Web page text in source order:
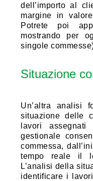
dell’importo al
margine in
Potrete poi
mostrando per
singole
Situazione
Un’altra analisi
situazione delle
lavori
gestionale
commessa,
tempo reale il
L’analisi della
identificare i